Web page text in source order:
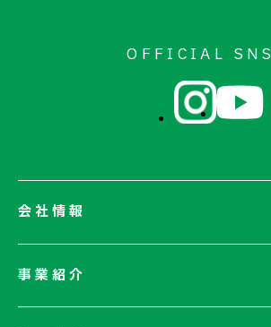
OFFICIAL SNS
会社情報
会社情報一覧
事業紹介